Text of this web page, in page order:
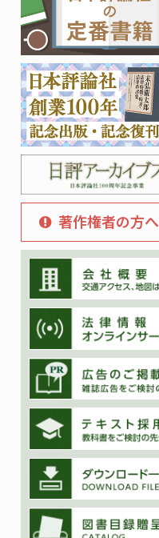
著作権者の方へ